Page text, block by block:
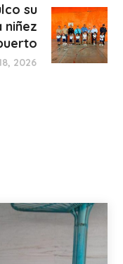
su
niñez
2026